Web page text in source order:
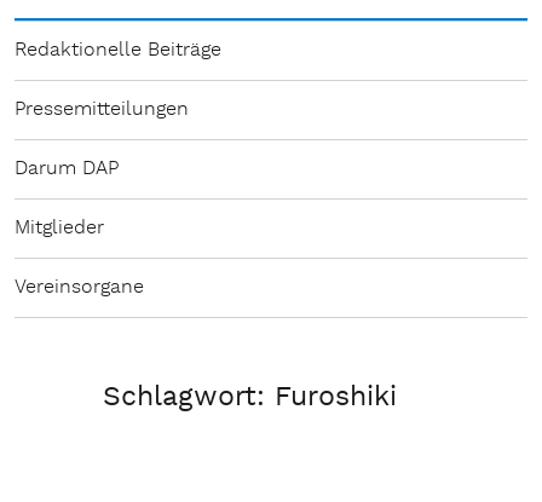
Redaktionelle Beiträge
Pressemitteilungen
Darum DAP
Mitglieder
Vereinsorgane
Schlagwort: Furoshiki